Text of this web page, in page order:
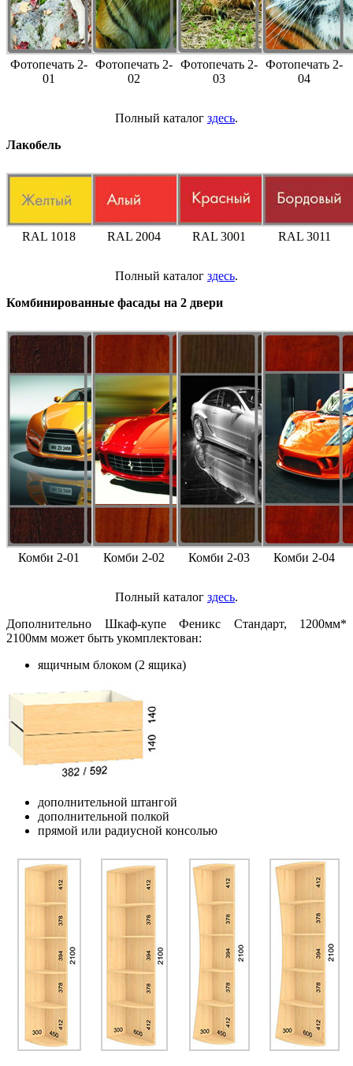
Фотопечать 2-
01
Фотопечать 2-
02
Фотопечать 2-
03
Фотопечать 2-
04
Полный каталог здесь.
Лакобель
RAL 1018 RAL 2004 RAL 3001 RAL 3011
Полный каталог здесь.
Комбинированные фасады на 2 двери
Комби 2-01 Комби 2-02 Комби 2-03 Комби 2-04
Полный каталог здесь.
Дополнительно Шкаф-купе Феникс Стандарт, 1200мм*
2100мм может быть укомплектован:
ящичным блоком (2 ящика)
дополнительной штангой
дополнительной полкой
прямой или радиусной консолью